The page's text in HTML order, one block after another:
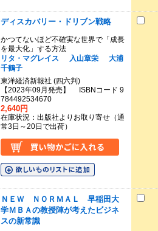
ディスカバリー・ドリブン戦略
かつてないほど不確実な世界で「成長
を最大化」する方法
リタ・マグレイス
入山章栄
大浦
千鶴子
東洋経済新報社 (四六判)
【2023年09月発売】 ISBNコード 9
784492534670
2,640円
在庫状況：出版社よりお取り寄せ（通
常3日～20日で出荷）
ＮＥＷ ＮＯＲＭＡＬ 早稲田大
学ＭＢＡの教授陣が考えたビジネ
スの新常識